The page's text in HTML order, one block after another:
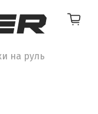
на руль